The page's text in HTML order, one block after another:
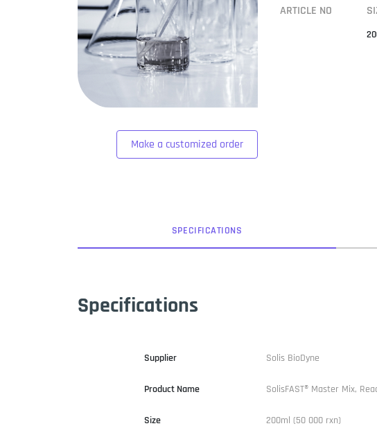
Make a customized order
ARTICLE NO
SPECIFICATIONS
Specifications
Supplier Solis BioDyne
Product Name SolisFAST® Master Mix,
Size 200ml (50 000 rxn)